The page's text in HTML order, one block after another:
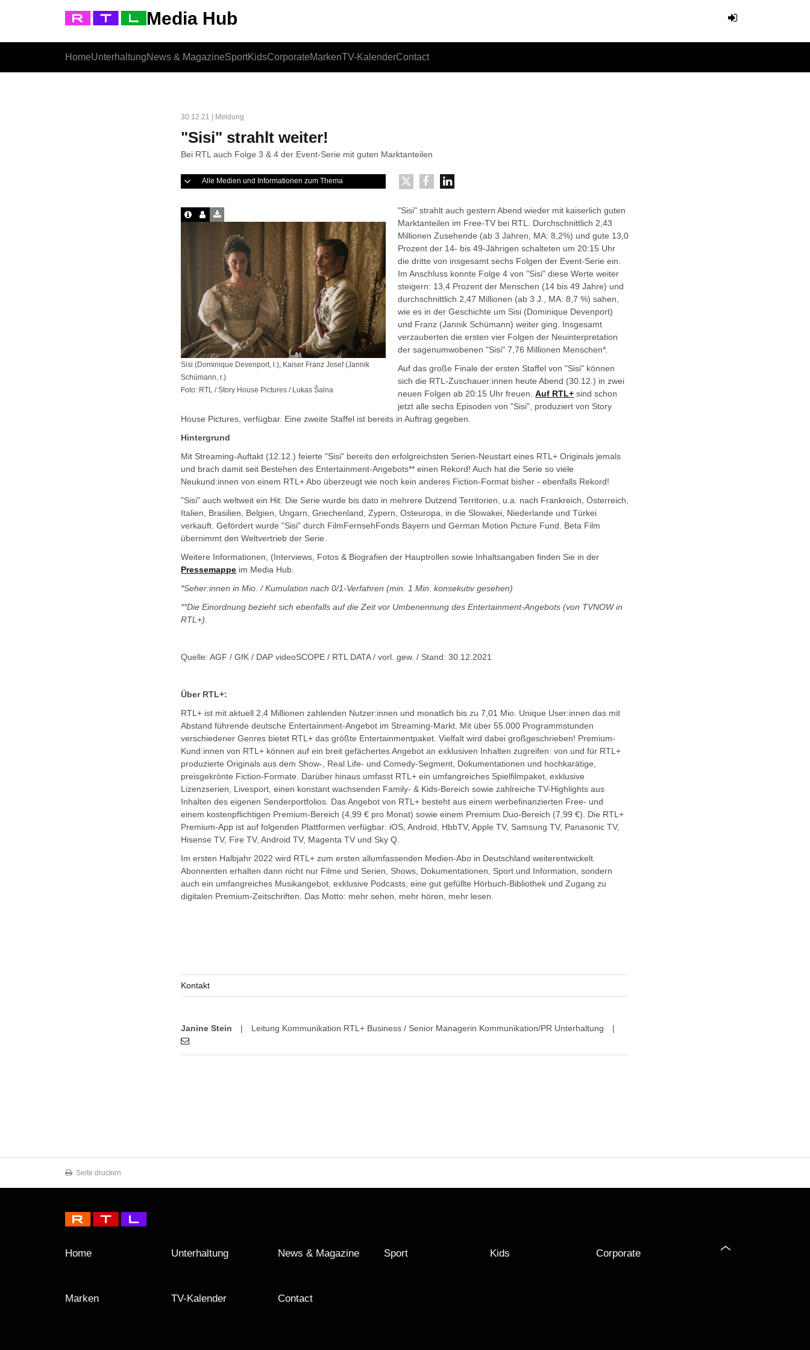
Media Hub
HomeUnterhaltungNews & MagazineSportKidsCorporateMarkenTV-KalenderContact
30.12.21 | Meldung
"Sisi" strahlt weiter!
Bei RTL auch Folge 3 & 4 der Event-Serie mit guten Marktanteilen
Alle Medien und Informationen zum Thema
Sisi (Dominique Devenport, l.), Kaiser Franz Josef (Jannik
Schümann, r.)
Foto: RTL / Story House Pictures / Lukas Šalna
"Sisi" strahlt auch gestern Abend wieder mit kaiserlich guten
Marktanteilen im Free-TV bei RTL. Durchschnittlich 2,43
Millionen Zusehende (ab 3 Jahren, MA: 8,2%) und gute 13,0
Prozent der 14- bis 49-Jährigen schalteten um 20:15 Uhr
die dritte von insgesamt sechs Folgen der Event-Serie ein.
Im Anschluss konnte Folge 4 von "Sisi" diese Werte weiter
steigern: 13,4 Prozent der Menschen (14 bis 49 Jahre) und
durchschnittlich 2,47 Millionen (ab 3 J., MA: 8,7 %) sahen,
wie es in der Geschichte um Sisi (Dominique Devenport)
und Franz (Jannik Schümann) weiter ging. Insgesamt
verzauberten die ersten vier Folgen der Neuinterpretation
der sagenumwobenen "Sisi" 7,76 Millionen Menschen*.
Auf das große Finale der ersten Staffel von "Sisi" können
sich die RTL-Zuschauer:innen heute Abend (30.12.) in zwei
neuen Folgen ab 20:15 Uhr freuen.Auf RTL+ sind schon
jetzt alle sechs Episoden von "Sisi", produziert von Story
House Pictures, verfügbar. Eine zweite Staffel ist bereits in Auftrag gegeben.
Hintergrund
Mit Streaming-Auftakt (12.12.) feierte "Sisi" bereits den erfolgreichsten Serien-Neustart eines RTL+ Originals jemals
und brach damit seit Bestehen des Entertainment-Angebots** einen Rekord! Auch hat die Serie so viele
Neukund:innen von einem RTL+ Abo überzeugt wie noch kein anderes Fiction-Format bisher - ebenfalls Rekord!
"Sisi" auch weltweit ein Hit: Die Serie wurde bis dato in mehrere Dutzend Territorien, u.a. nach Frankreich, Österreich,
Italien, Brasilien, Belgien, Ungarn, Griechenland, Zypern, Osteuropa, in die Slowakei, Niederlande und Türkei
verkauft. Gefördert wurde "Sisi" durch FilmFernsehFonds Bayern und German Motion Picture Fund. Beta Film
übernimmt den Weltvertrieb der Serie.
Weitere Informationen, (Interviews, Fotos & Biografien der Hauptrollen sowie Inhaltsangaben finden Sie in der
Pressemappe im Media Hub.
*Seher:innen in Mio. / Kumulation nach 0/1-Verfahren (min. 1 Min. konsekutiv gesehen)
**Die Einordnung bezieht sich ebenfalls auf die Zeit vor Umbenennung des Entertainment-Angebots (von TVNOW in
RTL+).
Quelle: AGF / GfK / DAP videoSCOPE / RTL DATA / vorl. gew. / Stand: 30.12.2021
Über RTL+:
RTL+ ist mit aktuell 2,4 Millionen zahlenden Nutzer:innen und monatlich bis zu 7,01 Mio. Unique User:innen das mit
Abstand führende deutsche Entertainment-Angebot im Streaming-Markt. Mit über 55.000 Programmstunden
verschiedener Genres bietet RTL+ das größte Entertainmentpaket. Vielfalt wird dabei großgeschrieben! Premium-
Kund:innen von RTL+ können auf ein breit gefächertes Angebot an exklusiven Inhalten zugreifen: von und für RTL+
produzierte Originals aus dem Show-, Real Life- und Comedy-Segment, Dokumentationen und hochkarätige,
preisgekrönte Fiction-Formate. Darüber hinaus umfasst RTL+ ein umfangreiches Spielfilmpaket, exklusive
Lizenzserien, Livesport, einen konstant wachsenden Family- & Kids-Bereich sowie zahlreiche TV-Highlights aus
Inhalten des eigenen Senderportfolios. Das Angebot von RTL+ besteht aus einem werbefinanzierten Free- und
einem kostenpflichtigen Premium-Bereich (4,99 € pro Monat) sowie einem Premium Duo-Bereich (7,99 €). Die RTL+
Premium-App ist auf folgenden Plattformen verfügbar: iOS, Android, HbbTV, Apple TV, Samsung TV, Panasonic TV,
Hisense TV, Fire TV, Android TV, Magenta TV und Sky Q.
Im ersten Halbjahr 2022 wird RTL+ zum ersten allumfassenden Medien-Abo in Deutschland weiterentwickelt.
Abonnenten erhalten dann nicht nur Filme und Serien, Shows, Dokumentationen, Sport und Information, sondern
auch ein umfangreiches Musikangebot, exklusive Podcasts, eine gut gefüllte Hörbuch-Bibliothek und Zugang zu
digitalen Premium-Zeitschriften. Das Motto: mehr sehen, mehr hören, mehr lesen.
Kontakt
Janine Stein | Leitung Kommunikation RTL+ Business / Senior Managerin Kommunikation/PR Unterhaltung |
Seite drucken
Home Unterhaltung News & Magazine Sport Kids Corporate
Marken TV-Kalender Contact